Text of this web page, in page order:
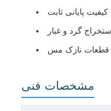
پایانی ثابت
قطعات نازک مس
مشخصات فنی